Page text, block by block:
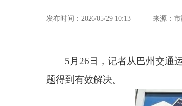
发布时间：2026/05/29 10:13 来源：
5月26日，记者从巴州交通
题得到有效解决。